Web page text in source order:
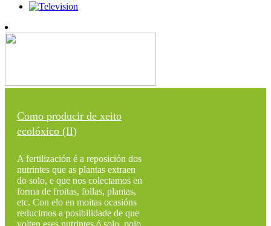
Como producir de xeito
ecolóxico (II)
A fertilización é a reposición dos
nutrintes que as plantas extraen
do solo, e que nos colectamos en
forma de froitas, follas, plantas,
etc. Con elo en moitas ocasións
reducimos a posibilidade de que
volten eses nutrintes ó solo, polo